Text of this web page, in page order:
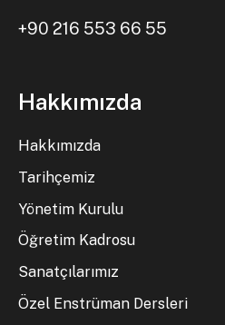
+90 216 553 66 55
Hakkımızda
Hakkımızda
Tarihçemiz
Yönetim Kurulu
Öğretim Kadrosu
Sanatçılarımız
Özel Enstrüman Dersleri